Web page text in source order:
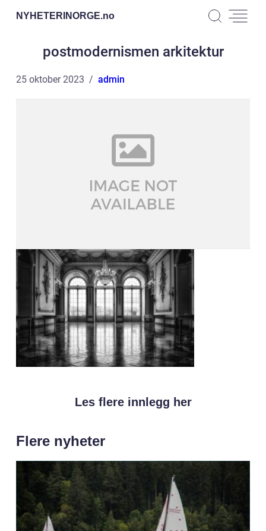
NYHETERINORGE.no
postmodernismen arkitektur
25 oktober 2023 admin
Les flere innlegg her
Flere nyheter